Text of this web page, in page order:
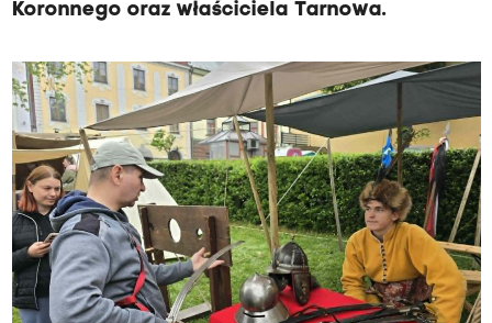
Koronnego oraz właściciela Tarnowa.